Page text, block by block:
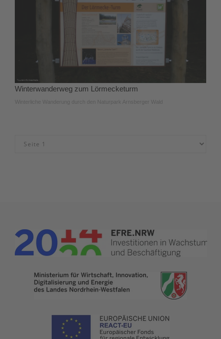
Winterwanderweg zum Lörmecketurm
Winterliche Wanderung durch den Naturpark Arnsberger Wald